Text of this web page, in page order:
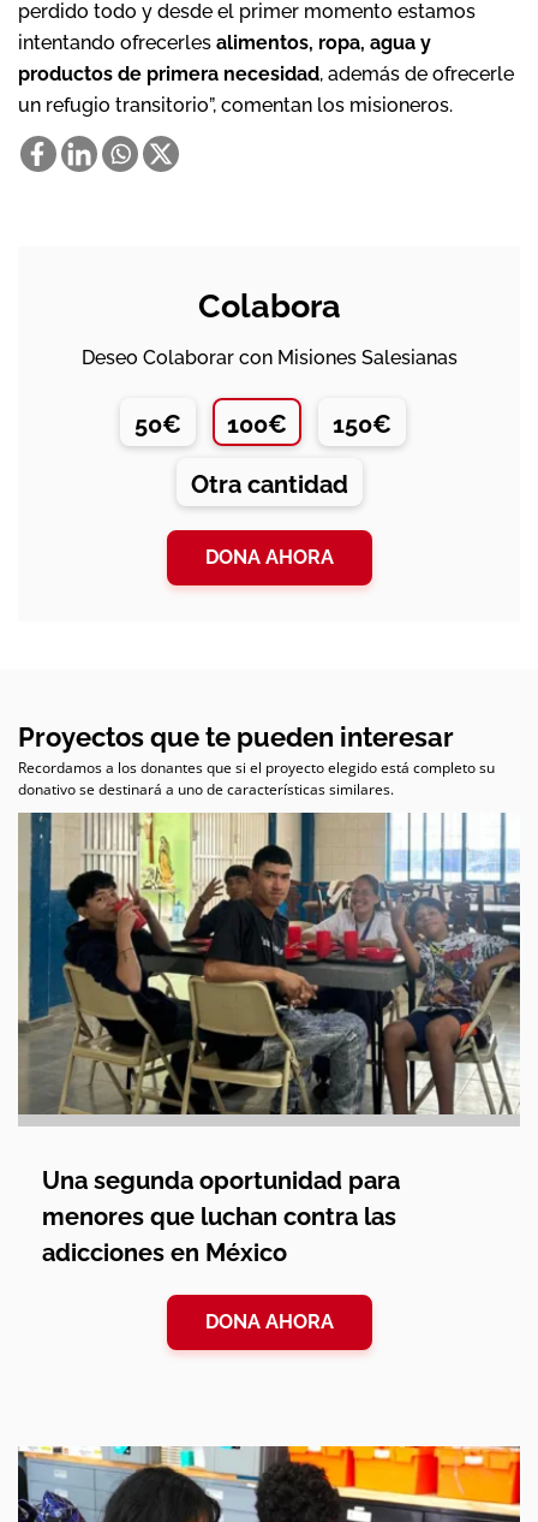
perdido todo y desde el primer momento estamos
intentando ofrecerles alimentos, ropa, agua y
productos de primera necesidad, además de ofrecerle
un refugio transitorio”, comentan los misioneros.
Colabora
Deseo Colaborar con Misiones Salesianas
50€ 100€ 150€
Otra cantidad
DONA AHORA
Proyectos que te pueden interesar
Recordamos a los donantes que si el proyecto elegido está completo su
donativo se destinará a uno de características similares.
Una segunda oportunidad para
menores que luchan contra las
adicciones en México
DONA AHORA